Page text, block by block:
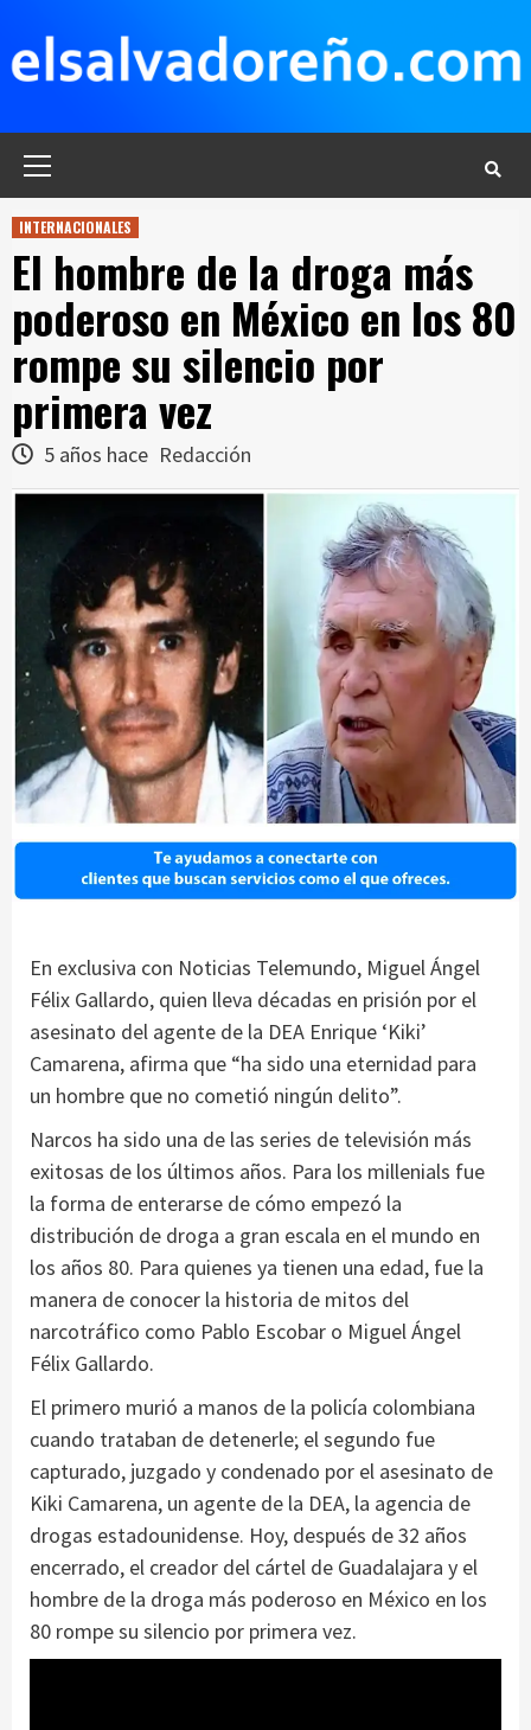
contenido
INTERNACIONALES
El hombre de la droga más
poderoso en México en los 80
rompe su silencio por
primera vez
5 años hace Redacción
En exclusiva con Noticias Telemundo, Miguel Ángel
Félix Gallardo, quien lleva décadas en prisión por el
asesinato del agente de la DEA Enrique ‘Kiki’
Camarena, afirma que “ha sido una eternidad para
un hombre que no cometió ningún delito”.
Narcos ha sido una de las series de televisión más
exitosas de los últimos años. Para los millenials fue
la forma de enterarse de cómo empezó la
distribución de droga a gran escala en el mundo en
los años 80. Para quienes ya tienen una edad, fue la
manera de conocer la historia de mitos del
narcotráfico como Pablo Escobar o Miguel Ángel
Félix Gallardo.
El primero murió a manos de la policía colombiana
cuando trataban de detenerle; el segundo fue
capturado, juzgado y condenado por el asesinato de
Kiki Camarena, un agente de la DEA, la agencia de
drogas estadounidense. Hoy, después de 32 años
encerrado, el creador del cártel de Guadalajara y el
hombre de la droga más poderoso en México en los
80 rompe su silencio por primera vez.